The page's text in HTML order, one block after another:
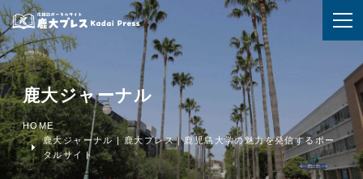
鹿大ジャーナル
HOME
鹿大ジャーナル | 鹿大プレス｜鹿児島大学の魅力を発信するポー
タルサイト